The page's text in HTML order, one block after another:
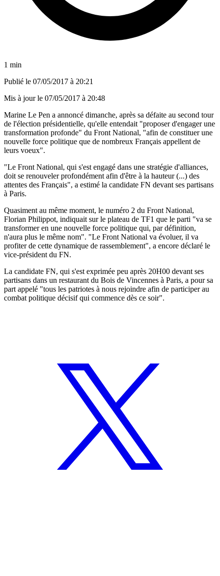
1 min
Publié le 07/05/2017 à 20:21
Mis à jour le 07/05/2017 à 20:48
Marine Le Pen a annoncé dimanche, après sa défaite au second tour
de l'élection présidentielle, qu'elle entendait "proposer d'engager une
transformation profonde" du Front National, "afin de constituer une
nouvelle force politique que de nombreux Français appellent de
leurs voeux".
"Le Front National, qui s'est engagé dans une stratégie d'alliances,
doit se renouveler profondément afin d'être à la hauteur (...) des
attentes des Français", a estimé la candidate FN devant ses partisans
à Paris.
Quasiment au même moment, le numéro 2 du Front National,
Florian Philippot, indiquait sur le plateau de TF1 que le parti "va se
transformer en une nouvelle force politique qui, par définition,
n'aura plus le même nom". "Le Front National va évoluer, il va
profiter de cette dynamique de rassemblement", a encore déclaré le
vice-président du FN.
La candidate FN, qui s'est exprimée peu après 20H00 devant ses
partisans dans un restaurant du Bois de Vincennes à Paris, a pour sa
part appelé "tous les patriotes à nous rejoindre afin de participer au
combat politique décisif qui commence dès ce soir".